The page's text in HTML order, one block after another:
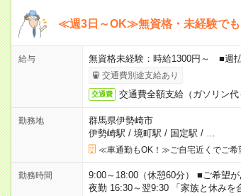
≪週3日～OK≫無資格・未経験でも
給与 無資格未経験：時給1300円～ ■
交通費別途支給あり
交通費 交通費全額支給（ガソリン代
勤務地
群馬県伊勢崎市
伊勢崎駅 / 境町駅 / 国定駅 /
≪車通勤もOK！≫ご自宅近くでご希
勤務時間
9:00～18:00（休憩60分） ■ご希望
夜勤 16:30～翌9:30 「家族と休み